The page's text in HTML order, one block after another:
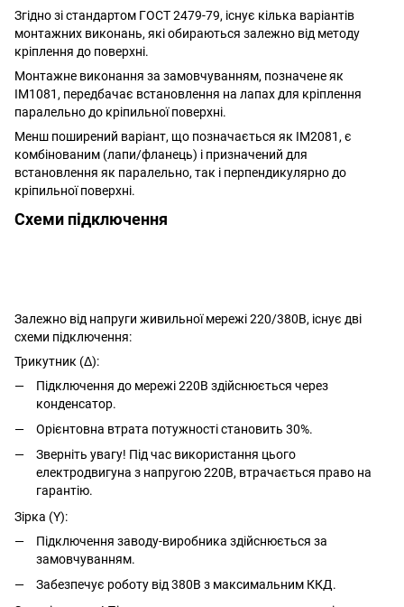
Згідно зі стандартом ГОСТ 2479-79, існує кілька варіантів
монтажних виконань, які обираються залежно від методу
кріплення до поверхні.
Монтажне виконання за замовчуванням, позначене як
IM1081, передбачає встановлення на лапах для кріплення
паралельно до кріпильної поверхні.
Менш поширений варіант, що позначається як IM2081, є
комбінованим (лапи/фланець) і призначений для
встановлення як паралельно, так і перпендикулярно до
кріпильної поверхні.
Схеми підключення
Залежно від напруги живильної мережі 220/380В, існує дві
схеми підключення:
Трикутник (Δ):
Підключення до мережі 220В здійснюється через
конденсатор.
Орієнтовна втрата потужності становить 30%.
Зверніть увагу! Під час використання цього
електродвигуна з напругою 220В, втрачається право на
гарантію.
Зірка (Y):
Підключення заводу-виробника здійснюється за
замовчуванням.
Забезпечує роботу від 380В з максимальним ККД.